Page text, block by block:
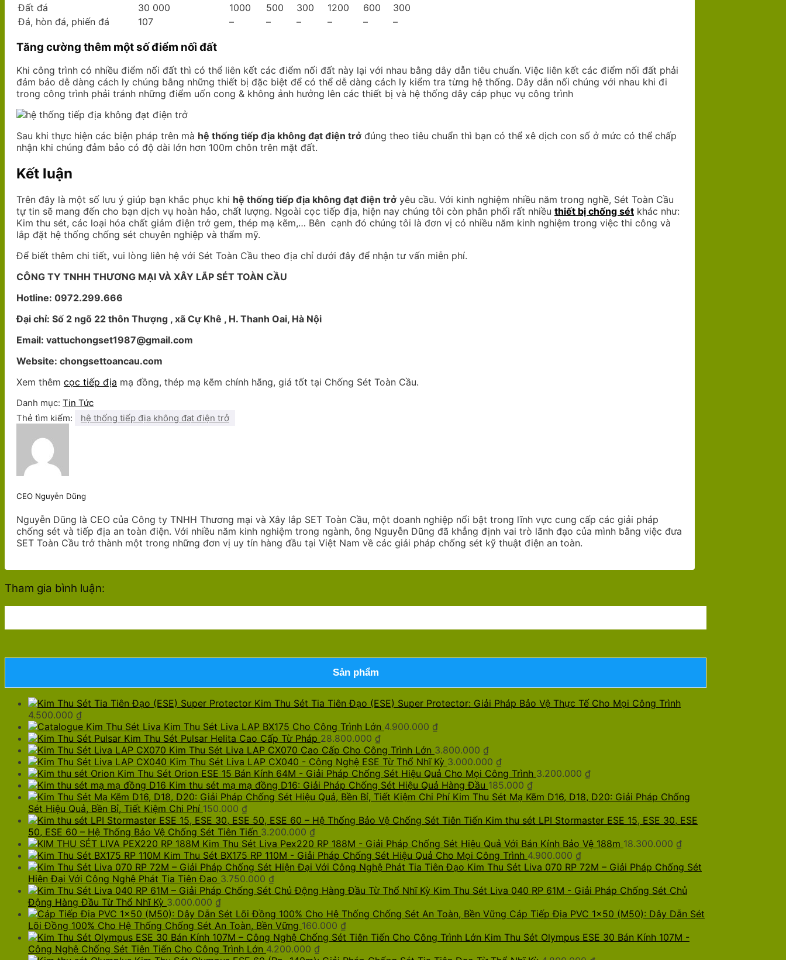
Đất đá
30 000 1000 500 300 1200 600
300
Đá, hòn đá, phiến đá
107 – – – – – –
Tăng cường thêm một số điểm nối đất
Khi công trình có nhiều điểm nối đất thì có thể liên kết các điểm nối đất này lại với nhau bằng dây dẫn tiêu chuẩn. Việc liên kết các điểm nối đất phải
đảm bảo dễ dàng cách ly chúng bằng những thiết bị đặc biệt để có thể dễ dàng cách ly kiểm tra từng hệ thống. Dây dẫn nối chúng với nhau khi đi
trong công trình phải tránh những điểm uốn cong & không ảnh hưởng lên các thiết bị và hệ thống dây cáp phục vụ công trình
Sau khi thực hiện các biện pháp trên mà hệ thống tiếp địa không đạt điện trở đúng theo tiêu chuẩn thì bạn có thể xê dịch con số ở mức có thể chấp
nhận khi chúng đảm bảo có độ dài lớn hơn 100m chôn trên mặt đất.
Kết luận
Trên đây là một số lưu ý giúp bạn khắc phục khi hệ thống tiếp địa không đạt điện trở yêu cầu. Với kinh nghiệm nhiều năm trong nghề, Sét Toàn Cầu
tự tin sẽ mang đến cho bạn dịch vụ hoàn hảo, chất lượng. Ngoài cọc tiếp địa, hiện nay chúng tôi còn phân phối rất nhiều thiết bị chống sét khác như:
Kim thu sét, các loại hóa chất giảm điện trở gem, thép mạ kẽm,… Bên cạnh đó chúng tôi là đơn vị có nhiều năm kinh nghiệm trong việc thi công và
lắp đặt hệ thống chống sét chuyên nghiệp và thẩm mỹ.
Để biết thêm chi tiết, vui lòng liên hệ với Sét Toàn Cầu theo địa chỉ dưới đây để nhận tư vấn miễn phí.
CÔNG TY TNHH THƯƠNG MẠI VÀ XÂY LẮP SÉT TOÀN CẦU
Hotline: 0972.299.666
Đại chỉ: Số 2 ngõ 22 thôn Thượng , xã Cự Khê , H. Thanh Oai, Hà Nội
Email: vattuchongset1987@gmail.com
Website: chongsettoancau.com
Xem thêm cọc tiếp địa mạ đồng, thép mạ kẽm chính hãng, giá tốt tại Chống Sét Toàn Cầu.
Danh mục: Tin Tức
Thẻ tìm kiếm:
hệ thống tiếp địa không đạt điện trở
CEO Nguyễn Dũng
Nguyễn Dũng là CEO của Công ty TNHH Thương mại và Xây lắp SET Toàn Cầu, một doanh nghiệp nổi bật trong lĩnh vực cung cấp các giải pháp
chống sét và tiếp địa an toàn điện. Với nhiều năm kinh nghiệm trong ngành, ông Nguyễn Dũng đã khẳng định vai trò lãnh đạo của mình bằng việc đưa
SET Toàn Cầu trở thành một trong những đơn vị uy tín hàng đầu tại Việt Nam về các giải pháp chống sét kỹ thuật điện an toàn.
Tham gia bình luận:
Sản phẩm
Kim Thu Sét Tia Tiên Đạo (ESE) Super Protector: Giải Pháp Bảo Vệ Thực Tế Cho Mọi Công Trình
4.500.000 ₫
Kim Thu Sét Liva LAP BX175 Cho Công Trình Lớn 4.900.000 ₫
Kim Thu Sét Pulsar Helita Cao Cấp Từ Pháp 28.800.000 ₫
Kim Thu Sét Liva LAP CX070 Cao Cấp Cho Công Trình Lớn 3.800.000 ₫
Kim Thu Sét Liva LAP CX040 - Công Nghệ ESE Từ Thổ Nhĩ Kỳ 3.000.000 ₫
Kim Thu Sét Orion ESE 15 Bán Kính 64M - Giải Pháp Chống Sét Hiệu Quả Cho Mọi Công Trình 3.200.000 ₫
Kim thu sét mạ mạ đồng D16: Giải Pháp Chống Sét Hiệu Quả Hàng Đầu 185.000 ₫
Kim Thu Sét Mạ Kẽm D16, D18, D20: Giải Pháp Chống
Sét Hiệu Quả, Bền Bỉ, Tiết Kiệm Chi Phí 150.000 ₫
Kim thu sét LPI Stormaster ESE 15, ESE 30, ESE
50, ESE 60 – Hệ Thống Bảo Vệ Chống Sét Tiên Tiến 3.200.000 ₫
Kim Thu Sét Liva Pex220 RP 188M - Giải Pháp Chống Sét Hiệu Quả Với Bán Kính Bảo Vệ 188m 18.300.000 ₫
Kim Thu Sét BX175 RP 110M - Giải Pháp Chống Sét Hiệu Quả Cho Mọi Công Trình 4.900.000 ₫
Kim Thu Sét Liva 070 RP 72M – Giải Pháp Chống Sét
Hiện Đại Với Công Nghệ Phát Tia Tiên Đạo 3.750.000 ₫
Kim Thu Sét Liva 040 RP 61M - Giải Pháp Chống Sét Chủ
Động Hàng Đầu Từ Thổ Nhĩ Kỳ 3.000.000 ₫
Cáp Tiếp Địa PVC 1x50 (M50): Dây Dẫn Sét
Lõi Đồng 100% Cho Hệ Thống Chống Sét An Toàn, Bền Vững 160.000 ₫
Kim Thu Sét Olympus ESE 30 Bán Kính 107M -
Công Nghệ Chống Sét Tiên Tiến Cho Công Trình Lớn 4.200.000 ₫